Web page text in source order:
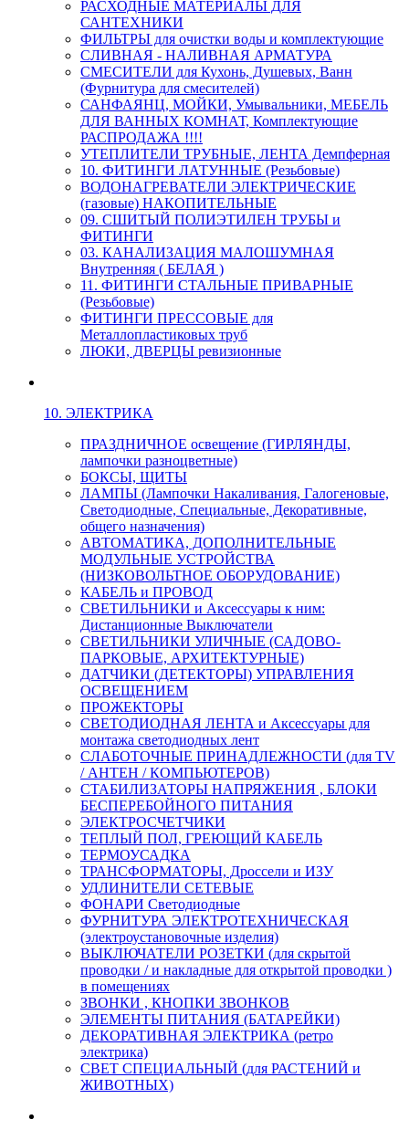
РАСХОДНЫЕ МАТЕРИАЛЫ ДЛЯ
САНТЕХНИКИ
ФИЛЬТРЫ для очистки воды и комплектующие
СЛИВНАЯ - НАЛИВНАЯ АРМАТУРА
СМЕСИТЕЛИ для Кухонь, Душевых, Ванн
(Фурнитура для смесителей)
САНФАЯНЦ, МОЙКИ, Умывальники, МЕБЕЛЬ
ДЛЯ ВАННЫХ КОМНАТ, Комплектующие
РАСПРОДАЖА !!!!
УТЕПЛИТЕЛИ ТРУБНЫЕ, ЛЕНТА Демпферная
10. ФИТИНГИ ЛАТУННЫЕ (Резьбовые)
ВОДОНАГРЕВАТЕЛИ ЭЛЕКТРИЧЕСКИЕ
(газовые) НАКОПИТЕЛЬНЫЕ
09. СШИТЫЙ ПОЛИЭТИЛЕН ТРУБЫ и
ФИТИНГИ
03. КАНАЛИЗАЦИЯ МАЛОШУМНАЯ
Внутренняя ( БЕЛАЯ )
11. ФИТИНГИ СТАЛЬНЫЕ ПРИВАРНЫЕ
(Резьбовые)
ФИТИНГИ ПРЕССОВЫЕ для
Металлопластиковых труб
ЛЮКИ, ДВЕРЦЫ ревизионные
10. ЭЛЕКТРИКА
ПРАЗДНИЧНОЕ освещение (ГИРЛЯНДЫ,
лампочки разноцветные)
БОКСЫ, ЩИТЫ
ЛАМПЫ (Лампочки Накаливания, Галогеновые,
Светодиодные, Специальные, Декоративные,
общего назначения)
АВТОМАТИКА, ДОПОЛНИТЕЛЬНЫЕ
МОДУЛЬНЫЕ УСТРОЙСТВА
(НИЗКОВОЛЬТНОЕ ОБОРУДОВАНИЕ)
КАБЕЛЬ и ПРОВОД
СВЕТИЛЬНИКИ и Аксессуары к ним:
Дистанционные Выключатели
СВЕТИЛЬНИКИ УЛИЧНЫЕ (САДОВО-
ПАРКОВЫЕ, АРХИТЕКТУРНЫЕ)
ДАТЧИКИ (ДЕТЕКТОРЫ) УПРАВЛЕНИЯ
ОСВЕЩЕНИЕМ
ПРОЖЕКТОРЫ
СВЕТОДИОДНАЯ ЛЕНТА и Аксессуары для
монтажа светодиодных лент
СЛАБОТОЧНЫЕ ПРИНАДЛЕЖНОСТИ (для TV
/ АНТЕН / КОМПЬЮТЕРОВ)
СТАБИЛИЗАТОРЫ НАПРЯЖЕНИЯ , БЛОКИ
БЕСПЕРЕБОЙНОГО ПИТАНИЯ
ЭЛЕКТРОСЧЕТЧИКИ
ТЕПЛЫЙ ПОЛ, ГРЕЮЩИЙ КАБЕЛЬ
ТЕРМОУСАДКА
ТРАНСФОРМАТОРЫ, Дроссели и ИЗУ
УДЛИНИТЕЛИ СЕТЕВЫЕ
ФОНАРИ Светодиодные
ФУРНИТУРА ЭЛЕКТРОТЕХНИЧЕСКАЯ
(электроустановочные изделия)
ВЫКЛЮЧАТЕЛИ РОЗЕТКИ (для скрытой
проводки / и накладные для открытой проводки )
в помещениях
ЗВОНКИ , КНОПКИ ЗВОНКОВ
ЭЛЕМЕНТЫ ПИТАНИЯ (БАТАРЕЙКИ)
ДЕКОРАТИВНАЯ ЭЛЕКТРИКА (ретро
электрика)
СВЕТ СПЕЦИАЛЬНЫЙ (для РАСТЕНИЙ и
ЖИВОТНЫХ)